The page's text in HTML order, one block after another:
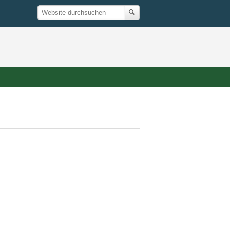
Suche
Website
durchsuchen